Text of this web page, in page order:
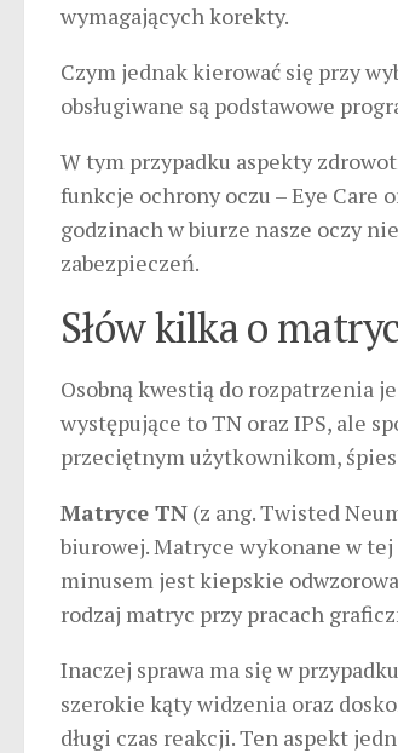
wymagających korekty.
Czym jednak kierować się przy
obsługiwane są podstawowe
W tym przypadku aspekty
funkcje ochrony oczu – Eye Care
godzinach w biurze nasze oczy
zabezpieczeń.
Słów kilka o
Osobną kwestią do rozpatrzenia
występujące to TN oraz IPS, ale
przeciętnym użytkownikom,
Matryce TN (z ang. Twisted
biurowej. Matryce wykonane w
minusem jest kiepskie
rodzaj matryc przy pracach
Inaczej sprawa ma się w przypadku
szerokie kąty widzenia oraz
długi czas reakcji. Ten aspekt